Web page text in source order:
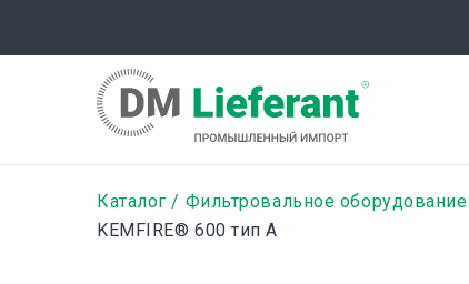
содержанию
Строка
Каталог Фильтровальное оборудование
KEMFIRE® 600 тип A